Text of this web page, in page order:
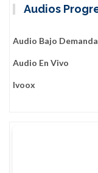
Audios
Audio Bajo Demanda
Audio En Vivo
Ivoox